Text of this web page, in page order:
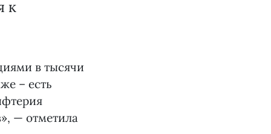
к
в тысячи
– есть
— отметила